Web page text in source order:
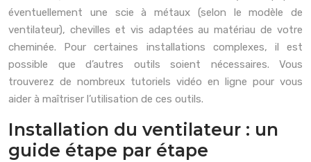
éventuellement une scie à métaux (selon le modèle de
ventilateur), chevilles et vis adaptées au matériau de votre
cheminée. Pour certaines installations complexes, il est
possible que d’autres outils soient nécessaires. Vous
trouverez de nombreux tutoriels vidéo en ligne pour vous
aider à maîtriser l’utilisation de ces outils.
Installation du ventilateur : un
guide étape par étape